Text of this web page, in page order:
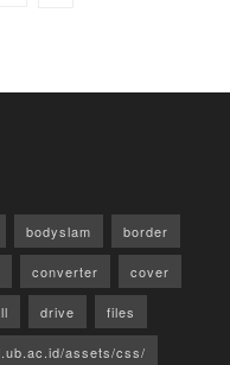
bodyslam border
converter cover
drive files
assets/css/